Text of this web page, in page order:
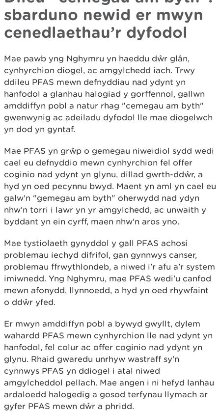
sbarduno newid er mwyn
cenedlaethau’r dyfodol
Mae pawb yng Nghymru yn haeddu dŵr glân,
cynhyrchion diogel, ac amgylchedd iach. Trwy
ddileu PFAS mewn defnyddiau nad ydynt yn
hanfodol a glanhau halogiad y gorffennol, gallwn
amddiffyn pobl a natur rhag "cemegau am byth"
gwenwynig ac adeiladu dyfodol lle mae diogelwch
yn dod yn gyntaf.
Mae PFAS yn grŵp o gemegau niweidiol sydd wedi
cael eu defnyddio mewn cynhyrchion fel offer
coginio nad ydynt yn glynu, dillad gwrth-ddŵr, a
hyd yn oed pecynnu bwyd. Maent yn aml yn cael eu
galw'n "gemegau am byth" oherwydd nad ydyn
nhw'n torri i lawr yn yr amgylchedd, ac unwaith y
byddant yn ein cyrff, maen nhw'n aros yno.
Mae tystiolaeth gynyddol y gall PFAS achosi
problemau iechyd difrifol, gan gynnwys canser,
problemau ffrwythlondeb, a niwed i'r afu a'r system
imiwnedd. Yng Nghymru, mae PFAS wedi'u canfod
mewn afonydd, llynnoedd, a hyd yn oed rhywfaint
o ddŵr yfed.
Er mwyn amddiffyn pobl a bywyd gwyllt, dylem
wahardd PFAS mewn cynhyrchion lle nad ydynt yn
hanfodol, fel colur ac offer coginio nad ydynt yn
glynu. Rhaid gwaredu unrhyw wastraff sy'n
cynnwys PFAS yn ddiogel i atal niwed
amgylcheddol pellach. Mae angen i ni hefyd lanhau
ardaloedd halogedig a gosod terfynau llymach ar
gyfer PFAS mewn dŵr a phridd.